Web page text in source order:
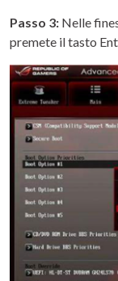
Passo 3: Nelle
premete il tasto